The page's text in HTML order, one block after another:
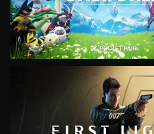
VIEW